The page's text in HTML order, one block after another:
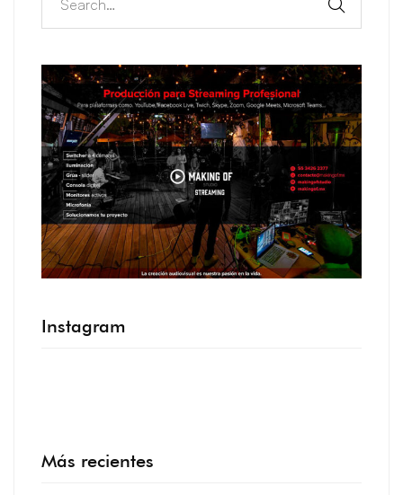
Instagram
Más recientes